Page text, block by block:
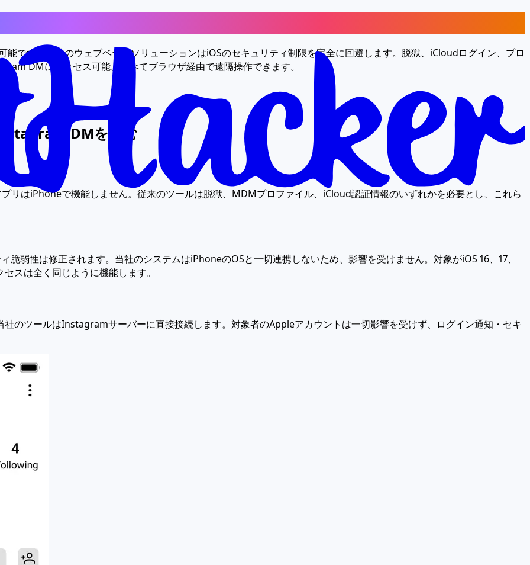
です。当社のウェブベースソリューションはiOSのセキュリティ制限を完全に回避します。脱獄、iCloudログイン、プロ
DMにアクセス可能。すべてブラウザ経由で遠隔操作できます。
DMを読む
リはiPhoneで機能しません。従来のツールは脱獄、MDMプロファイル、iCloud認証情報のいずれかを必要とし、これら
弱性は修正されます。当社のシステムはiPhoneのOSと一切連携しないため、影響を受けません。対象がiOS 16、17、
スは全く同じように機能します。
のツールはInstagramサーバーに直接接続します。対象者のAppleアカウントは一切影響を受けず、ログイン通知・セキ